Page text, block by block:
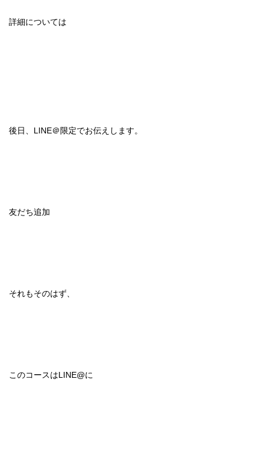
詳細については
後日、LINE＠限定でお伝えします。
友だち追加
それもそのはず、
このコースはLINE@に